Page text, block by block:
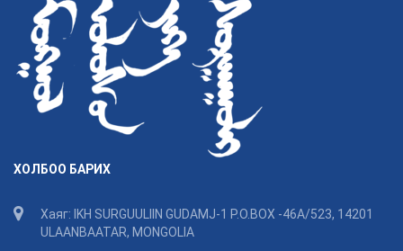
ХОЛБОО БАРИХ
Хаяг: IKH SURGUULIIN GUDAMJ-1 P.O.BOX -46A/523, 14201
ULAANBAATAR, MONGOLIA